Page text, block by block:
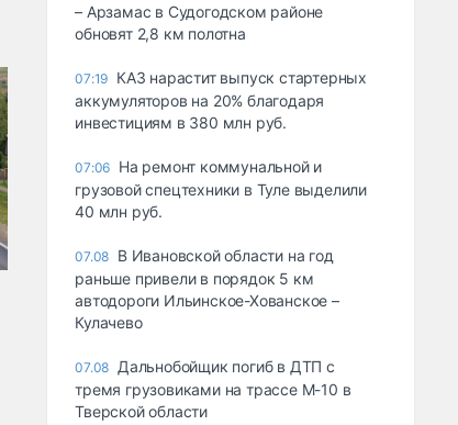
– Арзамас в Судогодском районе
обновят 2,8 км полотна
07:19 КАЗ нарастит выпуск стартерных
аккумуляторов на 20% благодаря
инвестициям в 380 млн руб.
07:06 На ремонт коммунальной и
грузовой спецтехники в Туле выделили
40 млн руб.
07.08 В Ивановской области на год
раньше привели в порядок 5 км
автодороги Ильинское-Хованское –
Кулачево
07.08 Дальнобойщик погиб в ДТП с
тремя грузовиками на трассе М-10 в
Тверской области